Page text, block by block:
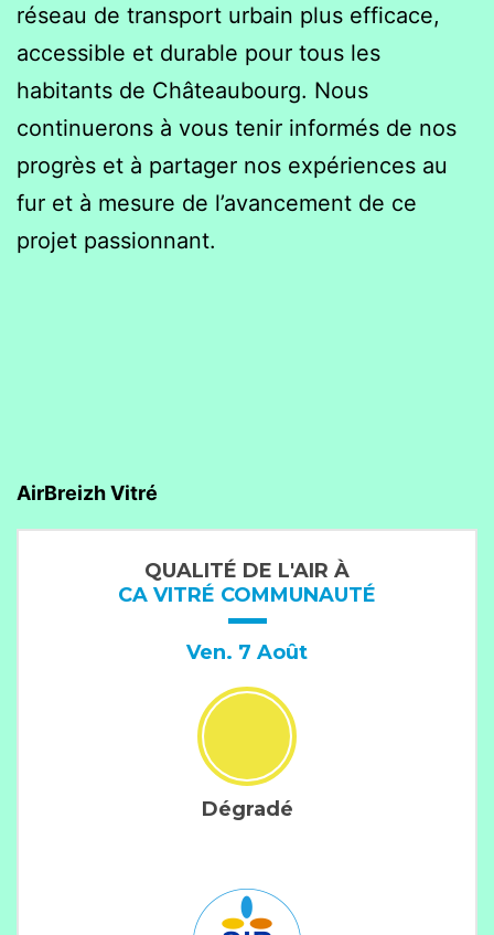
réseau de transport urbain plus efficace,
accessible et durable pour tous les
habitants de Châteaubourg. Nous
continuerons à vous tenir informés de nos
progrès et à partager nos expériences au
fur et à mesure de l’avancement de ce
projet passionnant.
AirBreizh Vitré